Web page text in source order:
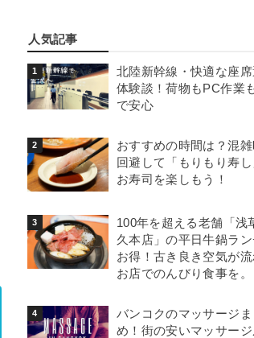
人気記事
北陸新幹線・快適な座
体験談！荷物もPC作業
で安心
おすすめの時間は？混雑
回避して「もりもり寿
お寿司を楽しもう！
100年を超える老舗「浅
久本店」の平日牛鍋ラ
お得！古き良き空気が流
お店でのんびり食事を。
バンコクのマッサージま
め！街の安いマッサー